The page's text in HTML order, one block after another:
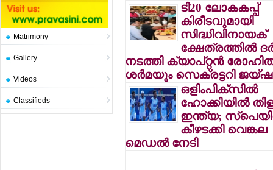
Matrimony
Gallery
Videos
Classifieds
ടി20 ലോകകപ്പ്
കിരീടവുമായി
സിദ്ധിവിനായക്
ക്ഷേത്രത്തില്‍
നടത്തി ക്യാപ്റ്റന്‍
ശര്‍മയും സെക്രട്ടറി
ഒളിംപിക്‌സില്‍
ഹോക്കിയില്‍
ഇന്ത്യ;
കീഴടക്കി വെങ്കല
മെഡല്‍ നേടി